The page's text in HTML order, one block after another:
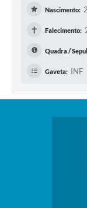
Nascimento:
✝ Falecimento:
Quadra /
Gaveta: INF